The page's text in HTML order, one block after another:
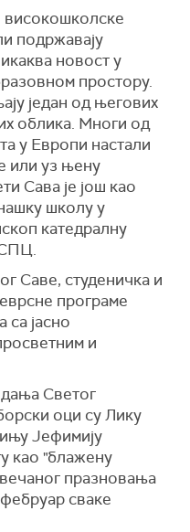
високошколске
подржавају
новост у
простору.
један од његових
облика. Многи од
у Европи настали
или уз њену
Сава је још као
школу у
катедралну
Саве, студеничка и
програме
са јасно
и
Светог
оци су Лику
Јефимију
као "блажену
празновања
сваке